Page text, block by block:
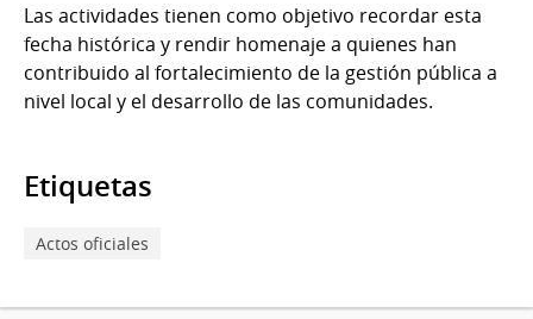
Las actividades tienen como objetivo recordar esta
fecha histórica y rendir homenaje a quienes han
contribuido al fortalecimiento de la gestión pública a
nivel local y el desarrollo de las comunidades.
Etiquetas
Actos oficiales